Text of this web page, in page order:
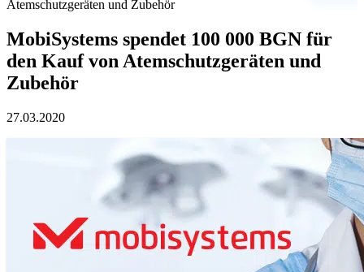
Atemschutzgeräten und Zubehör
MobiSystems spendet 100 000 BGN für
den Kauf von Atemschutzgeräten und
Zubehör
27.03.2020